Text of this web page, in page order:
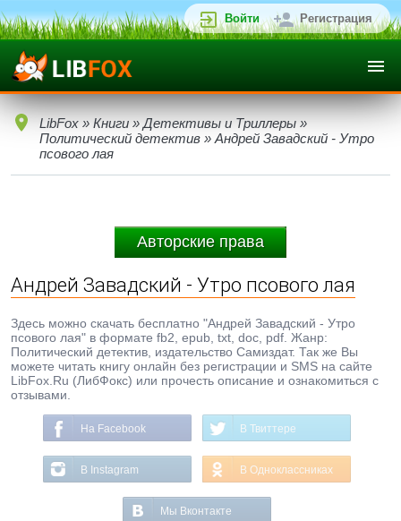
Войти Регистрация
LibFox » Книги » Детективы и Триллеры »
Политический детектив » Андрей Завадский - Утро
псового лая
Авторские права
Андрей Завадский - Утро псового лая
Здесь можно скачать бесплатно "Андрей Завадский - Утро
псового лая" в формате fb2, epub, txt, doc, pdf. Жанр:
Политический детектив, издательство Самиздат. Так же Вы
можете читать книгу онлайн без регистрации и SMS на сайте
LibFox.Ru (ЛибФокс) или прочесть описание и ознакомиться с
отзывами.
На Facebook В Твиттере
В Instagram В Одноклассниках
Мы Вконтакте